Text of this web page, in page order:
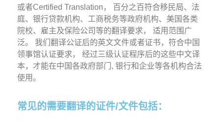
或者Certified Translation， 百分之百符合移民局、法
庭、银行贷款机构、工商税务等政府机构、美国各类
院校、雇主及保险公司等的翻译要求， 适用范围广
泛。 我们翻译公证后的英文文件或者证书，符合中国
领事馆认证要求， 经过三级认证程序后的这些中文译
本，才能在中国各政府部门, 银行和企业等各机构合法
使用。
常见的需要翻译的证件/文件包括：